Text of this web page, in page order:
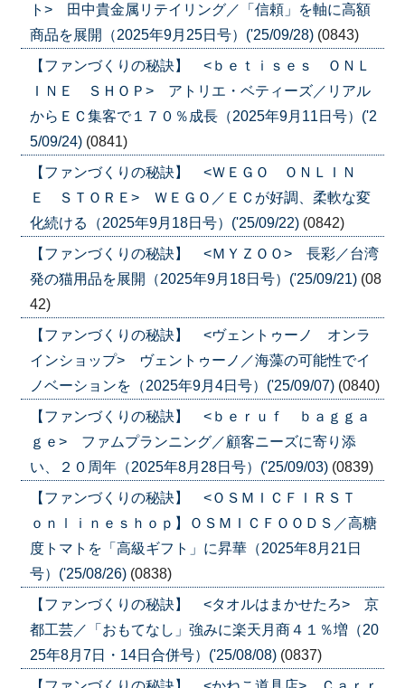
ト> 田中貴金属リテイリング／「信頼」を軸に高額
商品を展開（2025年9月25日号）('25/09/28) (0843)
【ファンづくりの秘訣】 <ｂｅｔｉｓｅｓ ＯＮＬ
ＩＮＥ ＳＨＯＰ> アトリエ・ベティーズ／リアル
からＥＣ集客で１７０％成長（2025年9月11日号）('2
5/09/24) (0841)
【ファンづくりの秘訣】 <ＷＥＧＯ ＯＮＬＩＮ
Ｅ ＳＴＯＲＥ> ＷＥＧＯ／ＥＣが好調、柔軟な変
化続ける（2025年9月18日号）('25/09/22) (0842)
【ファンづくりの秘訣】 <ＭＹＺＯＯ> 長彩／台湾
発の猫用品を展開（2025年9月18日号）('25/09/21) (08
42)
【ファンづくりの秘訣】 <ヴェントゥーノ オンラ
インショップ> ヴェントゥーノ／海藻の可能性でイ
ノベーションを（2025年9月4日号）('25/09/07) (0840)
【ファンづくりの秘訣】 <ｂｅｒｕｆ ｂａｇｇａ
ｇｅ> ファムプランニング／顧客ニーズに寄り添
い、２０周年（2025年8月28日号）('25/09/03) (0839)
【ファンづくりの秘訣】 <ＯＳＭＩＣＦＩＲＳＴ
ｏｎｌｉｎｅｓｈｏｐ】ＯＳＭＩＣＦＯＯＤＳ／高糖
度トマトを「高級ギフト」に昇華（2025年8月21日
号）('25/08/26) (0838)
【ファンづくりの秘訣】 <タオルはまかせたろ> 京
都工芸／「おもてなし」強みに楽天月商４１％増（20
25年8月7日・14日合併号）('25/08/08) (0837)